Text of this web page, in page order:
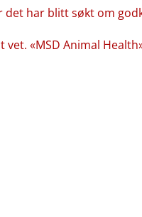
det har blitt søkt om
vet. «MSD Animal